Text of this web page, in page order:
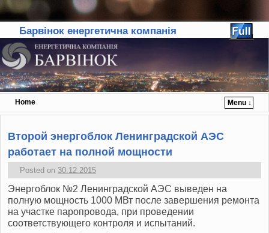
Барвінок енергетична компанія
Home
Menu ↓
Skip to primary content
Skip to secondary content
Второй энергоблок Ленинградской АЭС
работает на полной мощности
Posted on 30.12.2015
Энергоблок №2 Ленинградской АЭС выведен на
полную мощность 1000 МВт после завершения ремонта
на участке паропровода, при проведении
соответствующего контроля и испытаний.